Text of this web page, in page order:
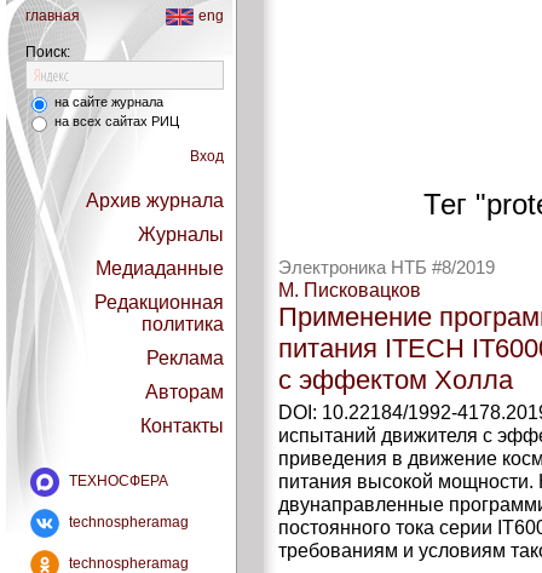
главная eng
Поиск:
на сайте журнала
на всех сайтах РИЦ
Вход
Архив журнала
Журналы
Медиаданные
Редакционная
политика
Реклама
Авторам
Контакты
ТЕХНОСФЕРА
technospheramag
technospheramag
Тег
Электроника НТБ #8/2019
М. Писковацков
Применение
питания ITECH
с эффектом Холла
DOI: 10.22184/1992-
испытаний движителя с
приведения в движение
питания высокой мощности.
двунаправленные
постоянного тока серии
требованиям и условиям